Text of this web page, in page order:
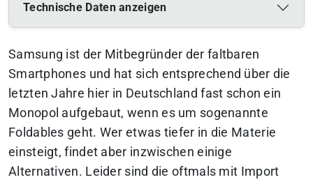
Technische Daten anzeigen
Samsung ist der Mitbegründer der faltbaren
Smartphones und hat sich entsprechend über die
letzten Jahre hier in Deutschland fast schon ein
Monopol aufgebaut, wenn es um sogenannte
Foldables geht. Wer etwas tiefer in die Materie
einsteigt, findet aber inzwischen einige
Alternativen. Leider sind die oftmals mit Import